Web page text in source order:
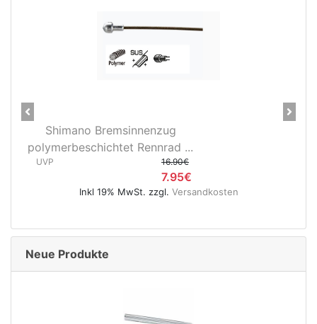
Shimano Bremsinnenzug
polymerbeschichtet Rennrad ...
UVP 16.90€
7.95€
Inkl 19% MwSt. zzgl. Versandkosten
Previous Next
Neue Produkte